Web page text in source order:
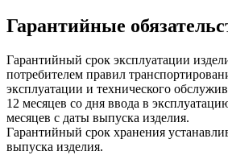
Гарантийные
Гарантийный срок эксплуатации
потребителем правил
эксплуатации и технического
12 месяцев со дня ввода в
месяцев с даты выпуска изделия.
Гарантийный срок хранения
выпуска изделия.